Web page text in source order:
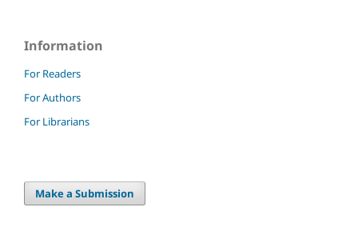
Information
For Readers
For Authors
For Librarians
Make a Submission